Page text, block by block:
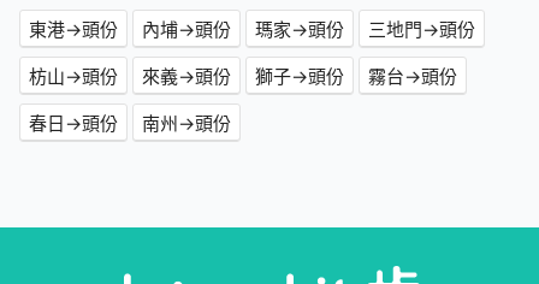
東港→頭份 內埔→頭份 瑪家→頭份
三地門→頭份
枋山→頭份
來義→頭份 獅子→頭份
霧台→頭份
春日→頭份
南州→頭份